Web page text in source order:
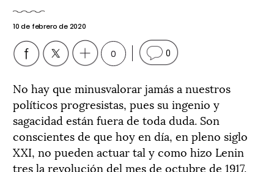
10 de febrero de 2020
0 0
No hay que minusvalorar jamás a nuestros
políticos progresistas, pues su ingenio y
sagacidad están fuera de toda duda. Son
conscientes de que hoy en día, en pleno siglo
XXI, no pueden actuar tal y como hizo Lenin
tres la revolución del mes de octubre de 1917.